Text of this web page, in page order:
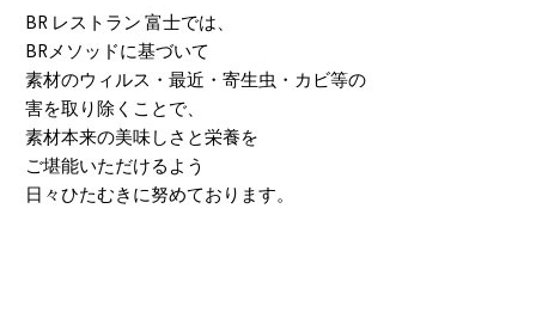
BR レストラン 富士では、
BRメソッドに基づいて
素材のウィルス・最近・寄生虫・カビ等の
害を取り除くことで、
素材本来の美味しさと栄養を
ご堪能いただけるよう
日々ひたむきに努めております。